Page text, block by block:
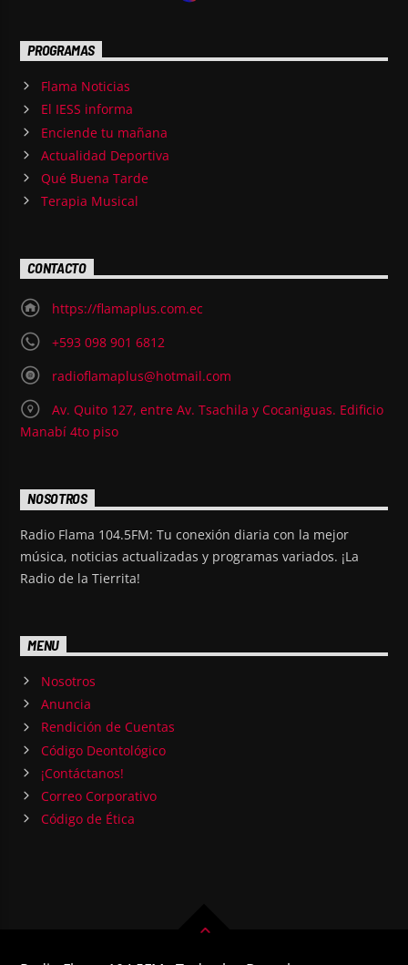
PROGRAMAS
Flama Noticias
El IESS informa
Enciende tu mañana
Actualidad Deportiva
Qué Buena Tarde
Terapia Musical
CONTACTO
https://flamaplus.com.ec
+593 098 901 6812
radioflamaplus@hotmail.com
Av. Quito 127, entre Av. Tsachila y Cocaniguas. Edificio
Manabí 4to piso
NOSOTROS
Radio Flama 104.5FM: Tu conexión diaria con la mejor
música, noticias actualizadas y programas variados. ¡La
Radio de la Tierrita!
MENU
Nosotros
Anuncia
Rendición de Cuentas
Código Deontológico
¡Contáctanos!
Correo Corporativo
Código de Ética